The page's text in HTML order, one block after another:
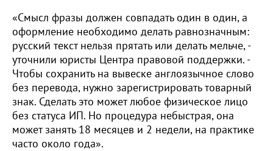
«Смысл фразы должен совпадать один в один, а
оформление необходимо делать равнозначным:
русский текст нельзя прятать или делать мельче, -
уточнили юристы Центра правовой поддержки. -
Чтобы сохранить на вывеске англоязычное слово
без перевода, нужно зарегистрировать товарный
знак. Сделать это может любое физическое лицо
без статуса ИП. Но процедура небыстрая, она
может занять 18 месяцев и 2 недели, на практике
часто около года».